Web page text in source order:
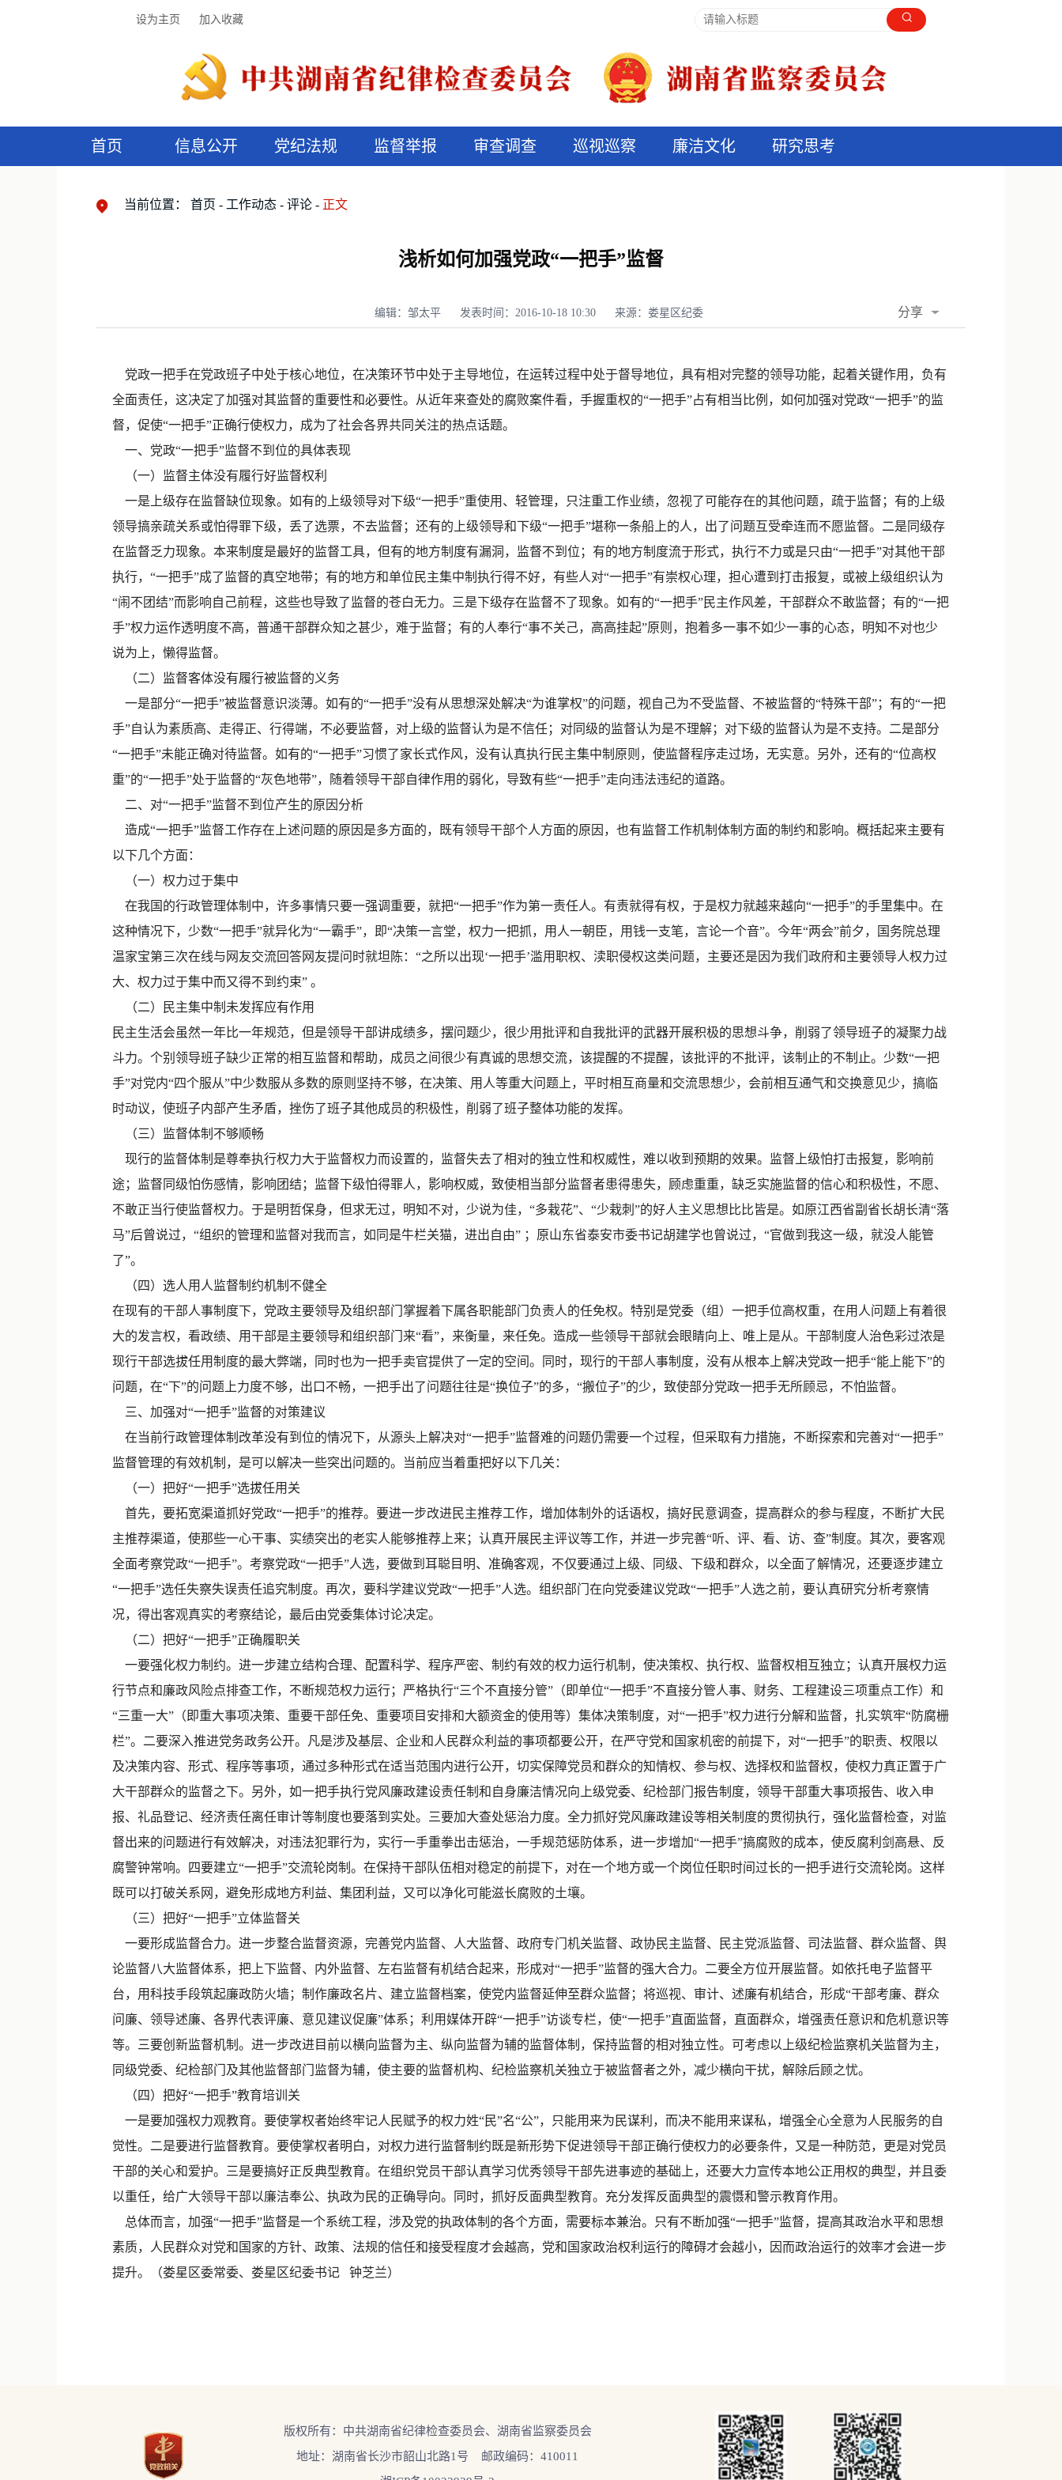
设为主页 加入收藏
首页 信息公开 党纪法规 监督举报 审查调查 巡视巡察 廉洁文化 研究思考
当前位置： 首页 工作动态 评论 正文
浅析如何加强党政“一把手”监督
编辑：邹太平 发表时间：2016-10-18 10:30 来源：娄星区纪委 分享
新浪微博
QQ
党政一把手在党政班子中处于核心地位，在决策环节中处于主导地位，在运转过程中处于督导地位，具有相对完整的领导功能，起着关键作用，负有
全面责任，这决定了加强对其监督的重要性和必要性。从近年来查处的腐败案件看，手握重权的“一把手”占有相当比例，如何加强对党政“一把手”的监
督，促使“一把手”正确行使权力，成为了社会各界共同关注的热点话题。
一、党政“一把手”监督不到位的具体表现
（一）监督主体没有履行好监督权利
一是上级存在监督缺位现象。如有的上级领导对下级“一把手”重使用、轻管理，只注重工作业绩，忽视了可能存在的其他问题，疏于监督；有的上级
领导搞亲疏关系或怕得罪下级，丢了选票，不去监督；还有的上级领导和下级“一把手”堪称一条船上的人，出了问题互受牵连而不愿监督。二是同级存
在监督乏力现象。本来制度是最好的监督工具，但有的地方制度有漏洞，监督不到位；有的地方制度流于形式，执行不力或是只由“一把手”对其他干部
执行，“一把手”成了监督的真空地带；有的地方和单位民主集中制执行得不好，有些人对“一把手”有崇权心理，担心遭到打击报复，或被上级组织认为
“闹不团结”而影响自己前程，这些也导致了监督的苍白无力。三是下级存在监督不了现象。如有的“一把手”民主作风差，干部群众不敢监督；有的“一把
手”权力运作透明度不高，普通干部群众知之甚少，难于监督；有的人奉行“事不关己，高高挂起”原则，抱着多一事不如少一事的心态，明知不对也少
说为上，懒得监督。
（二）监督客体没有履行被监督的义务
一是部分“一把手”被监督意识淡薄。如有的“一把手”没有从思想深处解决“为谁掌权”的问题，视自己为不受监督、不被监督的“特殊干部”；有的“一把
手”自认为素质高、走得正、行得端，不必要监督，对上级的监督认为是不信任；对同级的监督认为是不理解；对下级的监督认为是不支持。二是部分
“一把手”未能正确对待监督。如有的“一把手”习惯了家长式作风，没有认真执行民主集中制原则，使监督程序走过场，无实意。另外，还有的“位高权
重”的“一把手”处于监督的“灰色地带”，随着领导干部自律作用的弱化，导致有些“一把手”走向违法违纪的道路。
二、对“一把手”监督不到位产生的原因分析
造成“一把手”监督工作存在上述问题的原因是多方面的，既有领导干部个人方面的原因，也有监督工作机制体制方面的制约和影响。概括起来主要有
以下几个方面：
（一）权力过于集中
在我国的行政管理体制中，许多事情只要一强调重要，就把“一把手”作为第一责任人。有责就得有权，于是权力就越来越向“一把手”的手里集中。在
这种情况下，少数“一把手”就异化为“一霸手”，即“决策一言堂，权力一把抓，用人一朝臣，用钱一支笔，言论一个音”。今年“两会”前夕，国务院总理
温家宝第三次在线与网友交流回答网友提问时就坦陈：“之所以出现‘一把手’滥用职权、渎职侵权这类问题，主要还是因为我们政府和主要领导人权力过
大、权力过于集中而又得不到约束” 。
（二）民主集中制未发挥应有作用
民主生活会虽然一年比一年规范，但是领导干部讲成绩多，摆问题少，很少用批评和自我批评的武器开展积极的思想斗争，削弱了领导班子的凝聚力战
斗力。个别领导班子缺少正常的相互监督和帮助，成员之间很少有真诚的思想交流，该提醒的不提醒，该批评的不批评，该制止的不制止。少数“一把
手”对党内“四个服从”中少数服从多数的原则坚持不够，在决策、用人等重大问题上，平时相互商量和交流思想少，会前相互通气和交换意见少，搞临
时动议，使班子内部产生矛盾，挫伤了班子其他成员的积极性，削弱了班子整体功能的发挥。
（三）监督体制不够顺畅
现行的监督体制是尊奉执行权力大于监督权力而设置的，监督失去了相对的独立性和权威性，难以收到预期的效果。监督上级怕打击报复，影响前
途；监督同级怕伤感情，影响团结；监督下级怕得罪人，影响权威，致使相当部分监督者患得患失，顾虑重重，缺乏实施监督的信心和积极性，不愿、
不敢正当行使监督权力。于是明哲保身，但求无过，明知不对，少说为佳，“多栽花”、“少栽刺”的好人主义思想比比皆是。如原江西省副省长胡长清“落
马”后曾说过，“组织的管理和监督对我而言，如同是牛栏关猫，进出自由” ；原山东省泰安市委书记胡建学也曾说过，“官做到我这一级，就没人能管
了”。
（四）选人用人监督制约机制不健全
在现有的干部人事制度下，党政主要领导及组织部门掌握着下属各职能部门负责人的任免权。特别是党委（组）一把手位高权重，在用人问题上有着很
大的发言权，看政绩、用干部是主要领导和组织部门来“看”，来衡量，来任免。造成一些领导干部就会眼睛向上、唯上是从。干部制度人治色彩过浓是
现行干部选拔任用制度的最大弊端，同时也为一把手卖官提供了一定的空间。同时，现行的干部人事制度，没有从根本上解决党政一把手“能上能下”的
问题，在“下”的问题上力度不够，出口不畅，一把手出了问题往往是“换位子”的多，“搬位子”的少，致使部分党政一把手无所顾忌，不怕监督。
三、加强对“一把手”监督的对策建议
在当前行政管理体制改革没有到位的情况下，从源头上解决对“一把手”监督难的问题仍需要一个过程，但采取有力措施，不断探索和完善对“一把手”
监督管理的有效机制，是可以解决一些突出问题的。当前应当着重把好以下几关：
（一）把好“一把手”选拔任用关
首先，要拓宽渠道抓好党政“一把手”的推荐。要进一步改进民主推荐工作，增加体制外的话语权，搞好民意调查，提高群众的参与程度，不断扩大民
主推荐渠道，使那些一心干事、实绩突出的老实人能够推荐上来；认真开展民主评议等工作，并进一步完善“听、评、看、访、查”制度。其次，要客观
全面考察党政“一把手”。考察党政“一把手”人选，要做到耳聪目明、准确客观，不仅要通过上级、同级、下级和群众，以全面了解情况，还要逐步建立
“一把手”选任失察失误责任追究制度。再次，要科学建议党政“一把手”人选。组织部门在向党委建议党政“一把手”人选之前，要认真研究分析考察情
况，得出客观真实的考察结论，最后由党委集体讨论决定。
（二）把好“一把手”正确履职关
一要强化权力制约。进一步建立结构合理、配置科学、程序严密、制约有效的权力运行机制，使决策权、执行权、监督权相互独立；认真开展权力运
行节点和廉政风险点排查工作，不断规范权力运行；严格执行“三个不直接分管”（即单位“一把手”不直接分管人事、财务、工程建设三项重点工作）和
“三重一大”（即重大事项决策、重要干部任免、重要项目安排和大额资金的使用等）集体决策制度，对“一把手”权力进行分解和监督，扎实筑牢“防腐栅
栏”。二要深入推进党务政务公开。凡是涉及基层、企业和人民群众利益的事项都要公开，在严守党和国家机密的前提下，对“一把手”的职责、权限以
及决策内容、形式、程序等事项，通过多种形式在适当范围内进行公开，切实保障党员和群众的知情权、参与权、选择权和监督权，使权力真正置于广
大干部群众的监督之下。另外，如一把手执行党风廉政建设责任制和自身廉洁情况向上级党委、纪检部门报告制度，领导干部重大事项报告、收入申
报、礼品登记、经济责任离任审计等制度也要落到实处。三要加大查处惩治力度。全力抓好党风廉政建设等相关制度的贯彻执行，强化监督检查，对监
督出来的问题进行有效解决，对违法犯罪行为，实行一手重拳出击惩治，一手规范惩防体系，进一步增加“一把手”搞腐败的成本，使反腐利剑高悬、反
腐警钟常响。四要建立“一把手”交流轮岗制。在保持干部队伍相对稳定的前提下，对在一个地方或一个岗位任职时间过长的一把手进行交流轮岗。这样
既可以打破关系网，避免形成地方利益、集团利益，又可以净化可能滋长腐败的土壤。
（三）把好“一把手”立体监督关
一要形成监督合力。进一步整合监督资源，完善党内监督、人大监督、政府专门机关监督、政协民主监督、民主党派监督、司法监督、群众监督、舆
论监督八大监督体系，把上下监督、内外监督、左右监督有机结合起来，形成对“一把手”监督的强大合力。二要全方位开展监督。如依托电子监督平
台，用科技手段筑起廉政防火墙；制作廉政名片、建立监督档案，使党内监督延伸至群众监督；将巡视、审计、述廉有机结合，形成“干部考廉、群众
问廉、领导述廉、各界代表评廉、意见建议促廉”体系；利用媒体开辟“一把手”访谈专栏，使“一把手”直面监督，直面群众，增强责任意识和危机意识等
等。三要创新监督机制。进一步改进目前以横向监督为主、纵向监督为辅的监督体制，保持监督的相对独立性。可考虑以上级纪检监察机关监督为主，
同级党委、纪检部门及其他监督部门监督为辅，使主要的监督机构、纪检监察机关独立于被监督者之外，减少横向干扰，解除后顾之忧。
（四）把好“一把手”教育培训关
一是要加强权力观教育。要使掌权者始终牢记人民赋予的权力姓“民”名“公”，只能用来为民谋利，而决不能用来谋私，增强全心全意为人民服务的自
觉性。二是要进行监督教育。要使掌权者明白，对权力进行监督制约既是新形势下促进领导干部正确行使权力的必要条件，又是一种防范，更是对党员
干部的关心和爱护。三是要搞好正反典型教育。在组织党员干部认真学习优秀领导干部先进事迹的基础上，还要大力宣传本地公正用权的典型，并且委
以重任，给广大领导干部以廉洁奉公、执政为民的正确导向。同时，抓好反面典型教育。充分发挥反面典型的震慑和警示教育作用。
总体而言，加强“一把手”监督是一个系统工程，涉及党的执政体制的各个方面，需要标本兼治。只有不断加强“一把手”监督，提高其政治水平和思想
素质，人民群众对党和国家的方针、政策、法规的信任和接受程度才会越高，党和国家政治权利运行的障碍才会越小，因而政治运行的效率才会进一步
提升。（娄星区委常委、娄星区纪委书记 钟芝兰）
版权所有：中共湖南省纪律检查委员会、湖南省监察委员会
地址：湖南省长沙市韶山北路1号 邮政编码：410011